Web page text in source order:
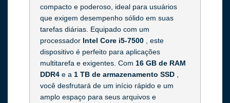
compacto e poderoso, ideal para usuários
que exigem desempenho sólido em suas
tarefas diárias. Equipado com um
processador Intel Core i5-7500
, este
dispositivo é perfeito para aplicações
multitarefa e exigentes. Com 16 GB de RAM
DDR4 e a 1 TB de armazenamento SSD
você desfrutará de um início rápido e um
amplo espaço para seus arquivos e